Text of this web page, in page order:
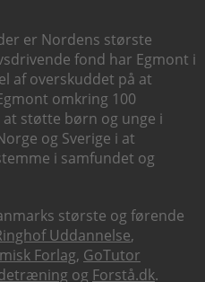
er Nordens største
fond har Egmont i
af overskuddet på at
omkring 100
støtte børn og unge i
og Sverige i at
i samfundet og
største og førende
Uddannelse,
Forlag, GoTutor
og Forstå.dk.